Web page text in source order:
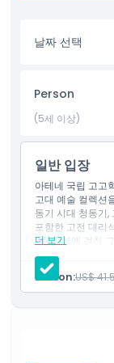
는 의식 제물과 종
그리스 문화 진화
트리움은 거대한
합니다. 역사 애호
고대 그리스의 서
하이라이트
아동 성인 정책
날짜 선택
Person
(5세 이상)
일반 입장
아테네 국립 고고
고대 예술 컬렉션
동기 시대 청동기
포함한 고전 대리
7,000년에 걸친
호가와 문화 여행
더 보기
Person:US$